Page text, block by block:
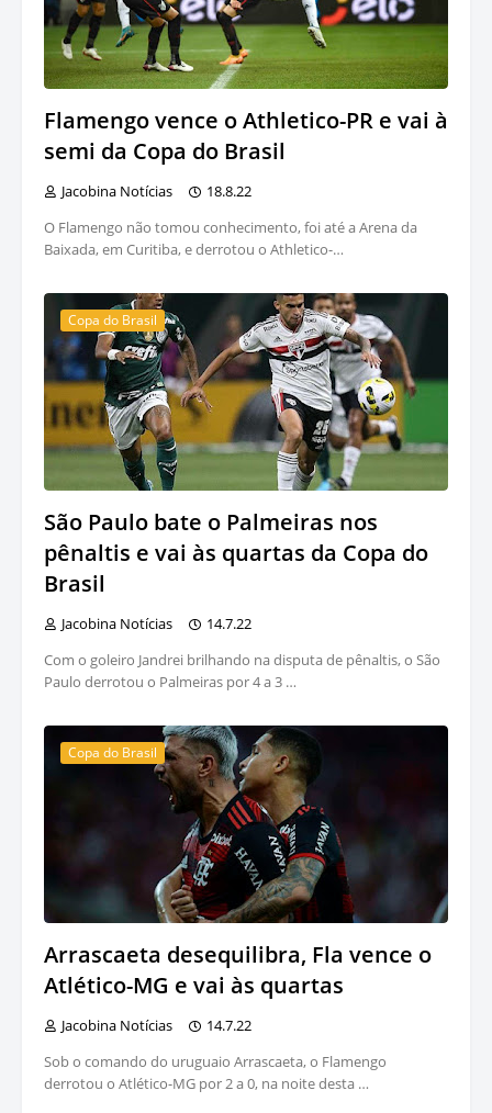
Flamengo vence o Athletico-PR e vai à
semi da Copa do Brasil
Jacobina Notícias
18.8.22
O Flamengo não tomou conhecimento, foi até a Arena da
Baixada, em Curitiba, e derrotou o Athletico-…
Copa do Brasil
São Paulo bate o Palmeiras nos
pênaltis e vai às quartas da Copa do
Brasil
Jacobina Notícias
14.7.22
Com o goleiro Jandrei brilhando na disputa de pênaltis, o São
Paulo derrotou o Palmeiras por 4 a 3 …
Copa do Brasil
Arrascaeta desequilibra, Fla vence o
Atlético-MG e vai às quartas
Jacobina Notícias
14.7.22
Sob o comando do uruguaio Arrascaeta, o Flamengo
derrotou o Atlético-MG por 2 a 0, na noite desta …